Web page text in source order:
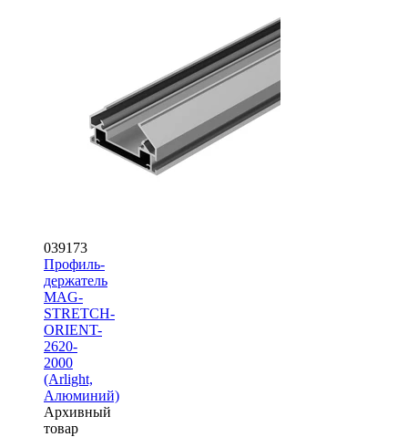
039173
Профиль-
держатель
MAG-
STRETCH-
ORIENT-
2620-
2000
(Arlight,
Алюминий)
Архивный
товар